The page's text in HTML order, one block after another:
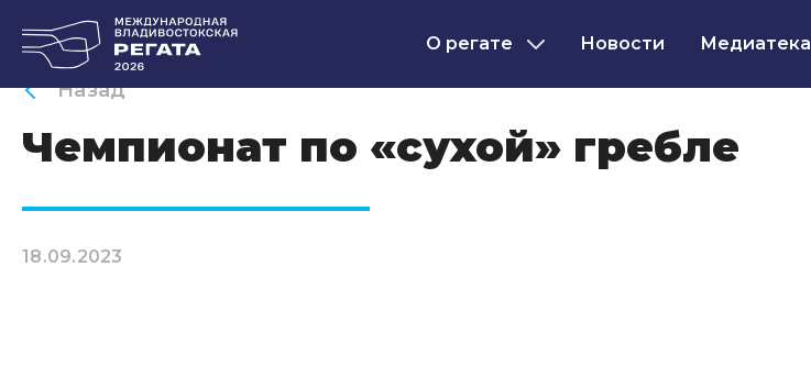
О регате Новости Медиатека
Назад
Чемпионат по «сухой» гребле
18.09.2023